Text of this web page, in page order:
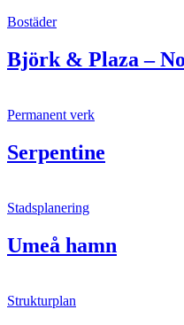
Bostäder
Björk & Plaza –
Permanent verk
Serpentine
Stadsplanering
Umeå hamn
Strukturplan